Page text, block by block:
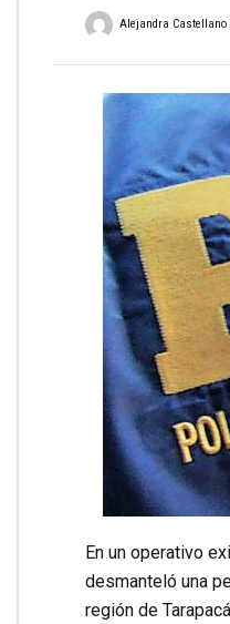
Alejandra Castellano
En un operativo
desmanteló una
región de